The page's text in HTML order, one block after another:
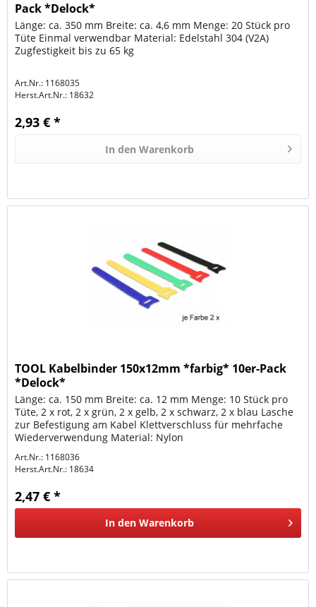
Pack *Delock*
Länge: ca. 350 mm Breite: ca. 4,6 mm Menge: 20 Stück pro
Tüte Einmal verwendbar Material: Edelstahl 304 (V2A)
Zugfestigkeit bis zu 65 kg
Art.Nr.: 1168035
Herst.Art.Nr.: 18632
2,93 € *
In den Warenkorb
TOOL Kabelbinder 150x12mm *farbig* 10er-Pack
*Delock*
Länge: ca. 150 mm Breite: ca. 12 mm Menge: 10 Stück pro
Tüte, 2 x rot, 2 x grün, 2 x gelb, 2 x schwarz, 2 x blau Lasche
zur Befestigung am Kabel Klettverschluss für mehrfache
Wiederverwendung Material: Nylon
Art.Nr.: 1168036
Herst.Art.Nr.: 18634
2,47 € *
In den Warenkorb